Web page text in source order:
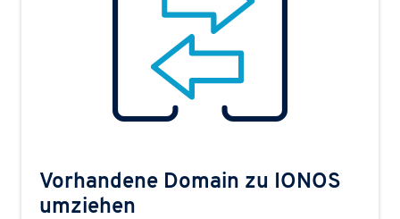
Vorhandene Domain zu IONOS
umziehen